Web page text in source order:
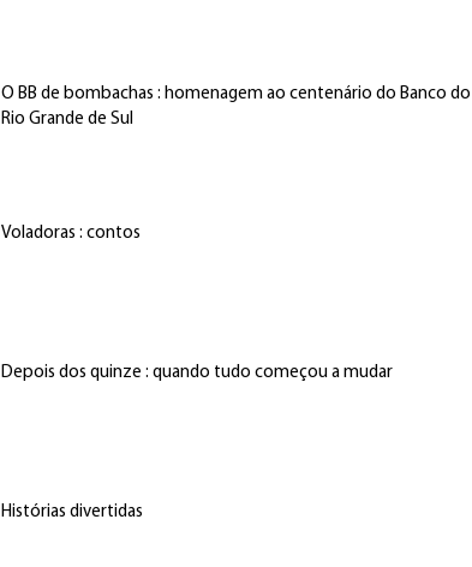
O BB de bombachas : homenagem ao centenário do Banco do
Rio Grande de Sul
Voladoras : contos
Depois dos quinze : quando tudo começou a mudar
Histórias divertidas